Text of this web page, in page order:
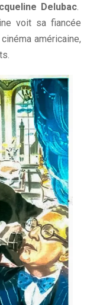
Delubac
voit sa fiancée
américaine,